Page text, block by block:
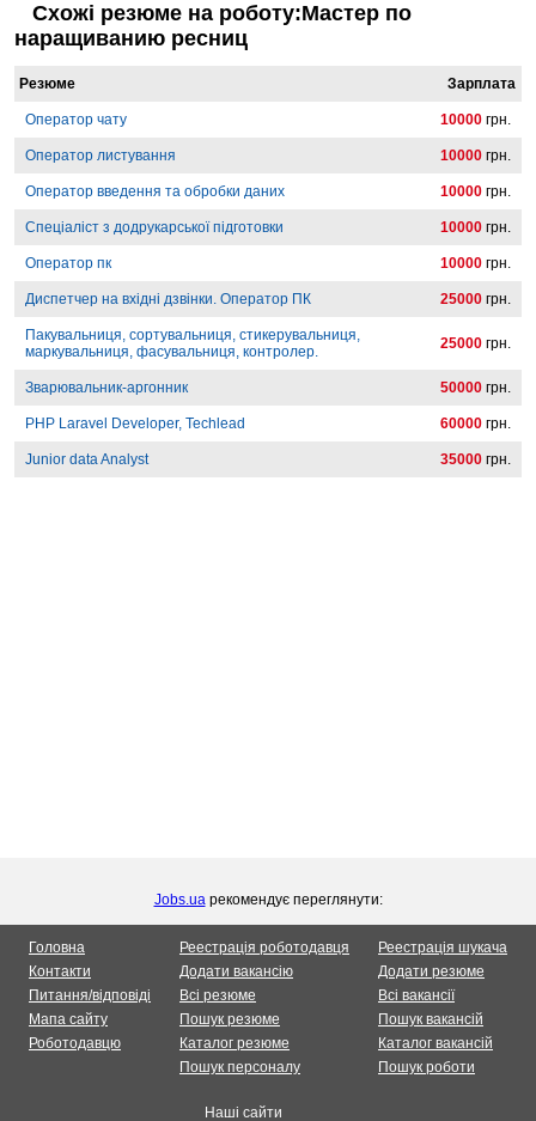
Схожі резюме на роботу:Мастер по
наращиванию ресниц
Резюме Зарплата
Оператор чату 10000 грн.
Оператор листування 10000 грн.
Оператор введення та обробки даних 10000 грн.
Спеціаліст з додрукарської підготовки 10000 грн.
Оператор пк 10000 грн.
Диспетчер на вхідні дзвінки. Оператор ПК 25000 грн.
Пакувальниця, сортувальниця, стикерувальниця,
маркувальниця, фасувальниця, контролер.
25000 грн.
Зварювальник-аргонник 50000 грн.
PHP Laravel Developer, Techlead 60000 грн.
Junior data Analyst 35000 грн.
Jobs.uaрекомендує переглянути:
Головна
Контакти
Питання/відповіді
Мапа сайту
Роботодавцю
Реестрація роботодавця
Додати вакансію
Всі резюме
Пошук резюме
Каталог резюме
Пошук персоналу
Реестрація шукача
Додати резюме
Всі вакансії
Пошук вакансій
Каталог вакансій
Пошук роботи
Наші сайти